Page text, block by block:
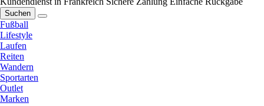
Suchen
Fußball
Lifestyle
Laufen
Reiten
Wandern
Sportarten
Outlet
Marken